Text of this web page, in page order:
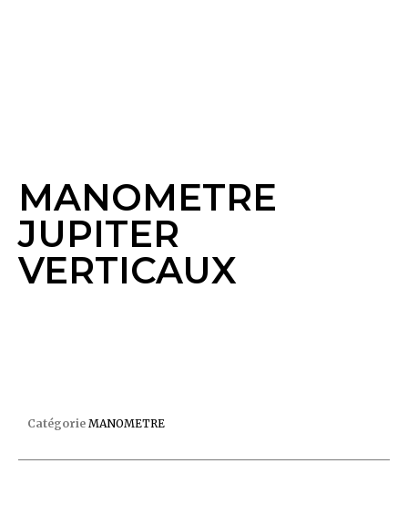
MANOMETRE
JUPITER
VERTICAUX
Catégorie MANOMETRE